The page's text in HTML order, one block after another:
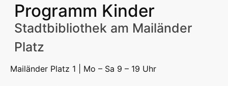
Programm Kinder
Stadtbibliothek am Mailänder
Platz
Mailänder Platz 1 | Mo – Sa 9 – 19 Uhr